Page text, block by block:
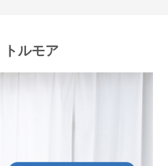
トルモア